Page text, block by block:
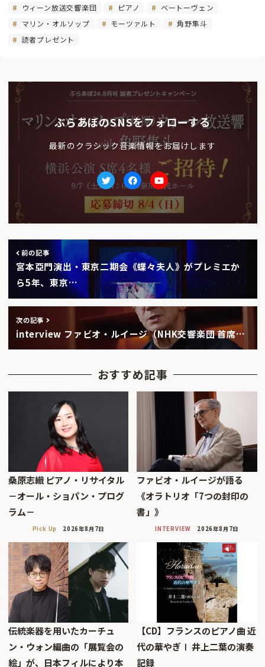
ウィーン放送交響楽団 ピアノ
ベートーヴェン
マリン・オルソップ
モーツァルト
角野隼斗
読者プレゼント
ぶらあぼのSNSをフォローする
最新のクラシック音楽情報をお届けします
TwitterfacebookYoutube
前の記事
宮本亞門演出・東京二期会《蝶々夫人》がプレミエか
ら5年、東京…
次の記事
interview ファビオ・ルイージ（NHK交響楽団 首席…
おすすめ記事
桑原志織 ピアノ・リサイタル
－オール・ショパン・プログ
ラム－
Pick Up 2026年8月7日
ファビオ・ルイージが語る
《オラトリオ「7つの封印の
書」》
INTERVIEW 2026年8月7日
伝統楽器を用いたカーチュ
ン・ウォン編曲の「展覧会の
絵」が、日本フィルにより本
【CD】フランスのピアノ曲 近
代の華やぎⅠ 井上二葉の演奏
記録